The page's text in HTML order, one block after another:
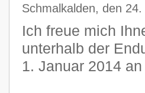
Schmalkalden, den
Ich freue mich
unterhalb der
1. Januar 2014